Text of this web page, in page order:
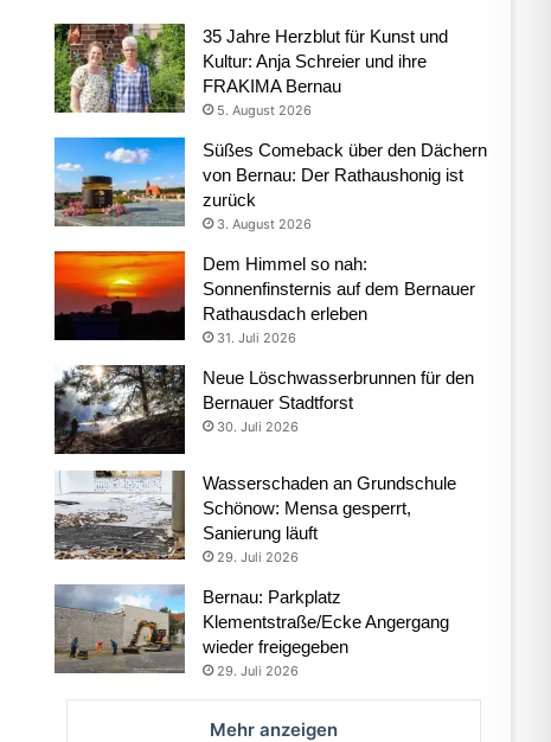
35 Jahre Herzblut für Kunst und
Kultur: Anja Schreier und ihre
FRAKIMA Bernau
5. August 2026
Süßes Comeback über den Dächern
von Bernau: Der Rathaushonig ist
zurück
3. August 2026
Dem Himmel so nah:
Sonnenfinsternis auf dem Bernauer
Rathausdach erleben
31. Juli 2026
Neue Löschwasserbrunnen für den
Bernauer Stadtforst
30. Juli 2026
Wasserschaden an Grundschule
Schönow: Mensa gesperrt,
Sanierung läuft
29. Juli 2026
Bernau: Parkplatz
Klementstraße/Ecke Angergang
wieder freigegeben
29. Juli 2026
Mehr anzeigen